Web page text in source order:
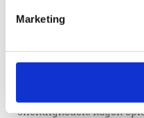
Marketing
Natmandens funktion i
natpotter og indsamle
dømte forbrydere og med
som uren.
En forbryder kunne
offentligheden. Kagen